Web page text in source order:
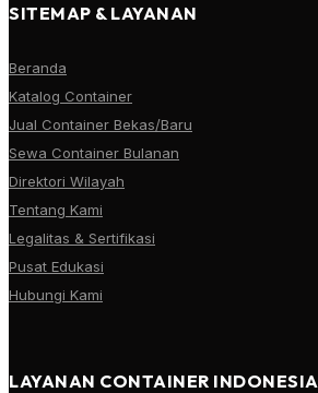
SITEMAP & LAYANAN
Beranda
Katalog Container
Jual Container Bekas/Baru
Sewa Container Bulanan
Direktori Wilayah
Tentang Kami
Legalitas & Sertifikasi
Pusat Edukasi
Hubungi Kami
LAYANAN CONTAINER INDONESIA